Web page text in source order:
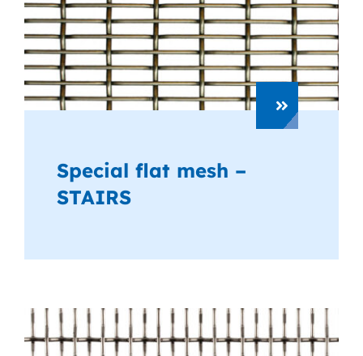
Special flat mesh –
STAIRS